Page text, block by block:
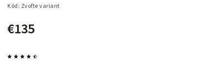
Kód: Zvoľte variant
€135